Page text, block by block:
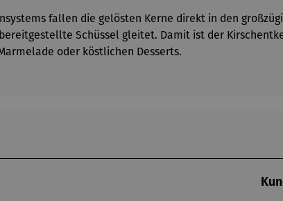
fallen die gelösten Kerne direkt in den
Schüssel gleitet. Damit ist der
oder köstlichen Desserts.